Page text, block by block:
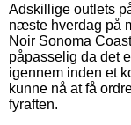
Adskillige outlets
næste hverdag på
Noir Sonoma
påpasselig da det
igennem inden et
kunne nå at få
fyraften.